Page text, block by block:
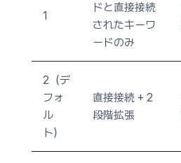
1
ドと直接接続
されたキーワ
ードのみ
2（デ
フォ
ル
ト）
直接接続 + 2
段階拡張